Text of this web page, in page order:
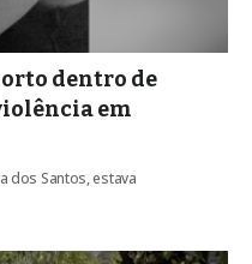
dentro de
em
dos Santos, estava